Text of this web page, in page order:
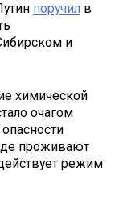
поручил в
и
химической
очагом
проживают
режим